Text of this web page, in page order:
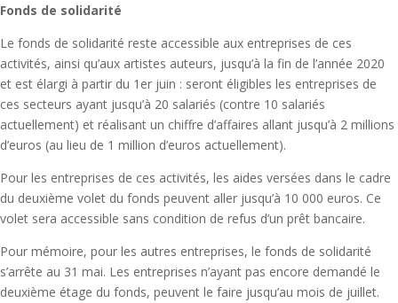
Fonds de solidarité
Le fonds de solidarité reste accessible aux entreprises de ces
activités, ainsi qu’aux artistes auteurs, jusqu’à la fin de l’année 2020
et est élargi à partir du 1er juin : seront éligibles les entreprises de
ces secteurs ayant jusqu’à 20 salariés (contre 10 salariés
actuellement) et réalisant un chiffre d’affaires allant jusqu’à 2 millions
d’euros (au lieu de 1 million d’euros actuellement).
Pour les entreprises de ces activités, les aides versées dans le cadre
du deuxième volet du fonds peuvent aller jusqu’à 10 000 euros. Ce
volet sera accessible sans condition de refus d’un prêt bancaire.
Pour mémoire, pour les autres entreprises, le fonds de solidarité
s’arrête au 31 mai. Les entreprises n’ayant pas encore demandé le
deuxième étage du fonds, peuvent le faire jusqu’au mois de juillet.